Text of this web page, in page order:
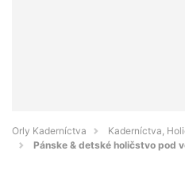
Orly Kaderníctva
Kaderníctva,
Pánske & detské holičstvo pod